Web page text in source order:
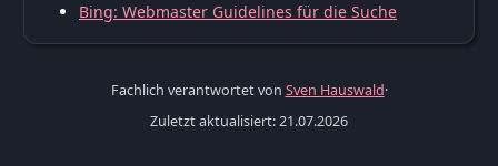
Bing: Webmaster Guidelines für die Suche
Fachlich verantwortet von Sven Hauswald·
Zuletzt aktualisiert: 21.07.2026